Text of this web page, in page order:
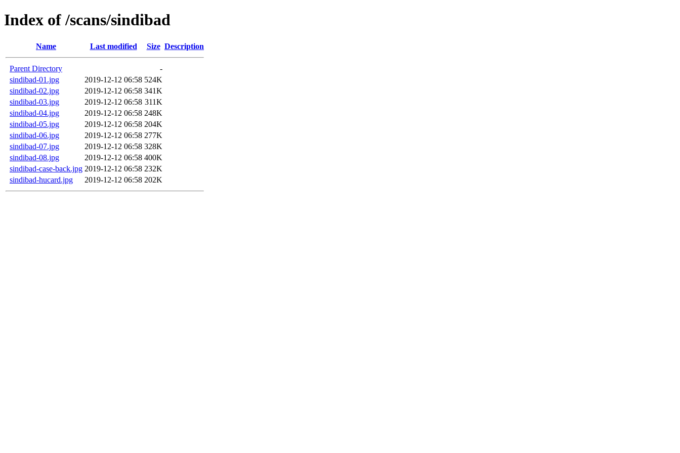
Index of /scans/sindibad
Name Last modified Size Description
Parent Directory
-
sindibad-01.jpg
2019-12-12 06:58 524K
sindibad-02.jpg
2019-12-12 06:58 341K
sindibad-03.jpg
2019-12-12 06:58 311K
sindibad-04.jpg
2019-12-12 06:58 248K
sindibad-05.jpg
2019-12-12 06:58 204K
sindibad-06.jpg
2019-12-12 06:58 277K
sindibad-07.jpg
2019-12-12 06:58 328K
sindibad-08.jpg
2019-12-12 06:58 400K
sindibad-case-back.jpg 2019-12-12 06:58 232K
sindibad-hucard.jpg
2019-12-12 06:58 202K